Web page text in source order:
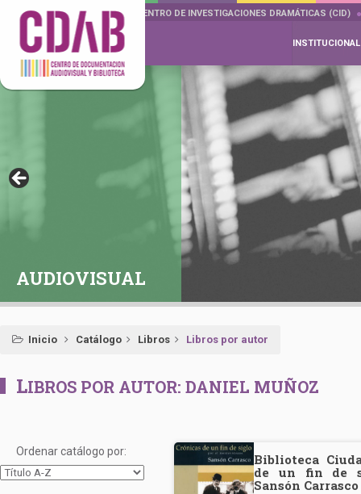
DOCUMENTA DRAMÁTICAS CENTRO DE INVESTIGACIONES DRAMÁTICAS (CID)
INSTITUCIONAL
AUDIOVISUAL
Inicio Catálogo Libros Libros por autor
LIBROS POR AUTOR: DANIEL MUÑOZ
Ordenar catálogo por:
Biblioteca
de un fin de
Sansón